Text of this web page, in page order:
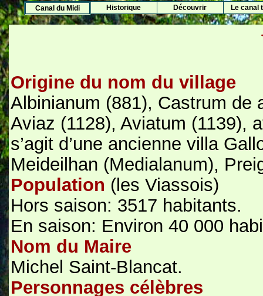
Canal du Midi Historique Découvrir Le canal
Origine du nom du village
Albinianum (881), Castrum de
Aviaz (1128), Aviatum (1139),
s’agit d’une ancienne villa
Meideilhan (Medialanum),
Population (les Viassois)
Hors saison: 3517 habitants.
En saison: Environ 40 000
Nom du Maire
Michel Saint-Blancat.
Personnages célèbres